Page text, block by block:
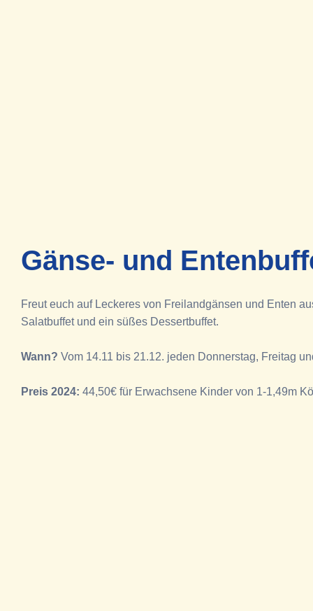
Gänse- und
Freut euch auf Leckeres von Freilandgänsen und Enten
Salatbuffet und ein süßes Dessertbuffet.
Wann? Vom 14.11 bis 21.12. jeden Donnerstag, Freitag
Preis 2024: 44,50€ für Erwachsene Kinder von 1-1,49m